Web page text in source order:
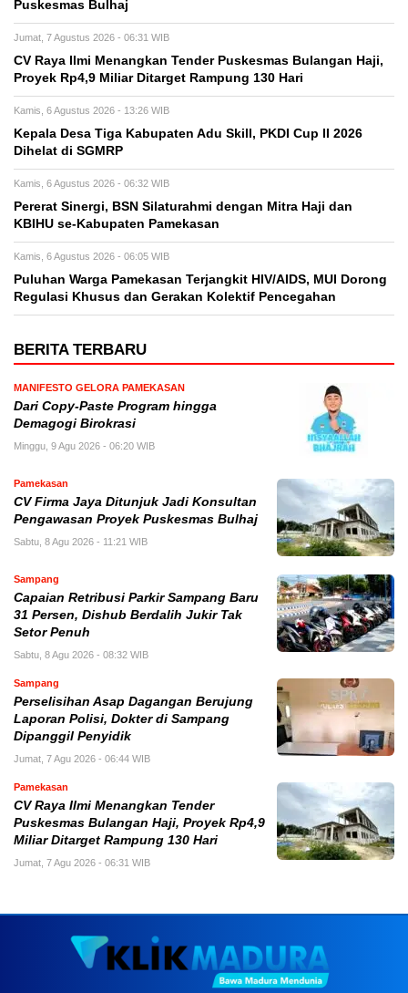
Puskesmas Bulhaj
Jumat, 7 Agustus 2026 - 06:31 WIB
CV Raya Ilmi Menangkan Tender Puskesmas Bulangan Haji,
Proyek Rp4,9 Miliar Ditarget Rampung 130 Hari
Kamis, 6 Agustus 2026 - 13:26 WIB
Kepala Desa Tiga Kabupaten Adu Skill, PKDI Cup II 2026
Dihelat di SGMRP
Kamis, 6 Agustus 2026 - 06:32 WIB
Pererat Sinergi, BSN Silaturahmi dengan Mitra Haji dan
KBIHU se-Kabupaten Pamekasan
Kamis, 6 Agustus 2026 - 06:05 WIB
Puluhan Warga Pamekasan Terjangkit HIV/AIDS, MUI Dorong
Regulasi Khusus dan Gerakan Kolektif Pencegahan
BERITA TERBARU
MANIFESTO GELORA PAMEKASAN
Dari Copy-Paste Program hingga
Demagogi Birokrasi
Minggu, 9 Agu 2026 - 06:20 WIB
Pamekasan
CV Firma Jaya Ditunjuk Jadi Konsultan
Pengawasan Proyek Puskesmas Bulhaj
Sabtu, 8 Agu 2026 - 11:21 WIB
Sampang
Capaian Retribusi Parkir Sampang Baru
31 Persen, Dishub Berdalih Jukir Tak
Setor Penuh
Sabtu, 8 Agu 2026 - 08:32 WIB
Sampang
Perselisihan Asap Dagangan Berujung
Laporan Polisi, Dokter di Sampang
Dipanggil Penyidik
Jumat, 7 Agu 2026 - 06:44 WIB
Pamekasan
CV Raya Ilmi Menangkan Tender
Puskesmas Bulangan Haji, Proyek Rp4,9
Miliar Ditarget Rampung 130 Hari
Jumat, 7 Agu 2026 - 06:31 WIB